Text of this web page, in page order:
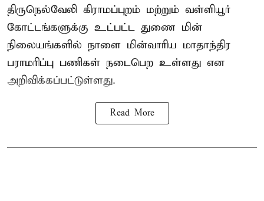
திருநெல்வேலி கிராமப்புறம் மற்றும் வள்ளியூர்
கோட்டங்களுக்கு உட்பட்ட துணை மின்
நிலையங்களில் நாளை மின்வாரிய மாதாந்திர
பராமரிப்பு பணிகள் நடைபெற உள்ளது என
அறிவிக்கப்பட்டுள்ளது.
Read More